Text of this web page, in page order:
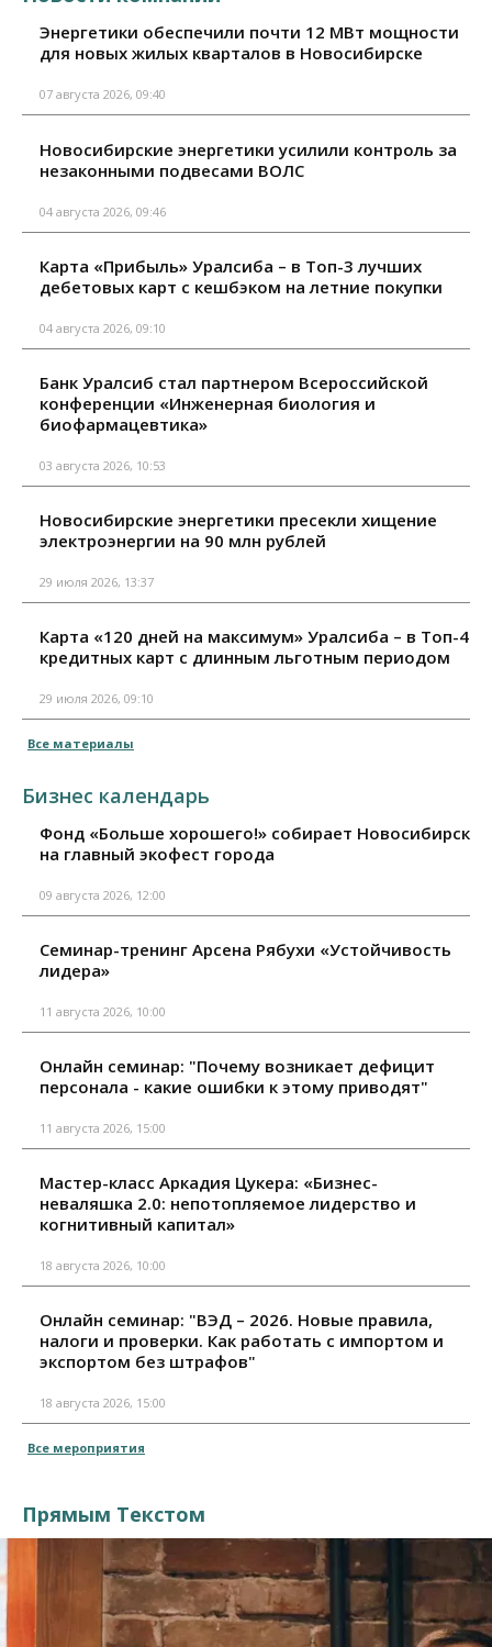
Энергетики обеспечили почти 12 МВт мощности
для новых жилых кварталов в Новосибирске
07 августа 2026, 09:40
Новосибирские энергетики усилили контроль за
незаконными подвесами ВОЛС
04 августа 2026, 09:46
Карта «Прибыль» Уралсиба – в Топ-3 лучших
дебетовых карт с кешбэком на летние покупки
04 августа 2026, 09:10
Банк Уралсиб стал партнером Всероссийской
конференции «Инженерная биология и
биофармацевтика»
03 августа 2026, 10:53
Новосибирские энергетики пресекли хищение
электроэнергии на 90 млн рублей
29 июля 2026, 13:37
Карта «120 дней на максимум» Уралсиба – в Топ-4
кредитных карт с длинным льготным периодом
29 июля 2026, 09:10
Все материалы
Бизнес календарь
Фонд «Больше хорошего!» собирает Новосибирск
на главный экофест города
09 августа 2026, 12:00
Семинар-тренинг Арсена Рябухи «Устойчивость
лидера»
11 августа 2026, 10:00
Онлайн семинар: "Почему возникает дефицит
персонала - какие ошибки к этому приводят"
11 августа 2026, 15:00
Мастер-класс Аркадия Цукера: «Бизнес-
неваляшка 2.0: непотопляемое лидерство и
когнитивный капитал»
18 августа 2026, 10:00
Онлайн семинар: "ВЭД – 2026. Новые правила,
налоги и проверки. Как работать с импортом и
экспортом без штрафов"
18 августа 2026, 15:00
Все мероприятия
Прямым Текстом